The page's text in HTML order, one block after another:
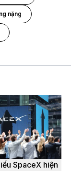
nặng
SpaceX hiện